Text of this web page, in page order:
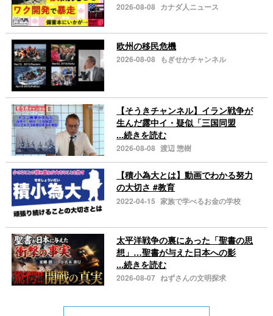
2026-08-08 カナダ人ニュース
欧州の移民危機
2026-08-08 もぎせかチャンネル
【そうきチャンネル】イラン戦争が
生んだ露中イ・疑似「三国同盟
...続きを読む
2026-08-08 渡辺 惣樹
【積小為大とは】動画でわかる努力
の大切さ #教育
2022-04-15 家族で学べるお金の学校
太平洋戦争の裏にあった「聖書の思
想」…聖書が与えた日本への影
...続きを読む
2026-08-07 ねずさんの文明探求